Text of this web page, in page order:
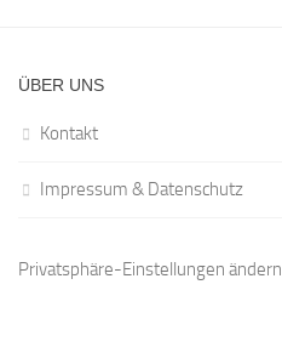
ÜBER UNS
Kontakt
Impressum & Datenschutz
Privatsphäre-Einstellungen ändern